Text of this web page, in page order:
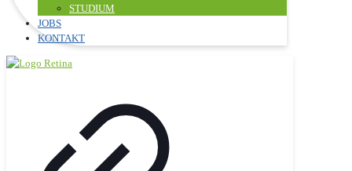
STUDIUM
JOBS
KONTAKT